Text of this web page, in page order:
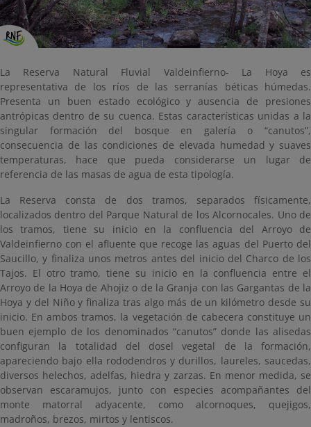
La Reserva Natural Fluvial Valdeinfierno- La Hoya es
representativa de los ríos de las serranías béticas húmedas.
Presenta un buen estado ecológico y ausencia de presiones
antrópicas dentro de su cuenca. Estas características unidas a la
singular formación del bosque en galería o “canutos”,
consecuencia de las condiciones de elevada humedad y suaves
temperaturas, hace que pueda considerarse un lugar de
referencia de las masas de agua de esta tipología.
La Reserva consta de dos tramos, separados físicamente,
localizados dentro del Parque Natural de los Alcornocales. Uno de
los tramos, tiene su inicio en la confluencia del Arroyo de
Valdeinfierno con el afluente que recoge las aguas del Puerto del
Saucillo, y finaliza unos metros antes del inicio del Charco de los
Tajos. El otro tramo, tiene su inicio en la confluencia entre el
Arroyo de la Hoya de Ahojiz o de la Granja con las Gargantas de la
Hoya y del Niño y finaliza tras algo más de un kilómetro desde su
inicio. En ambos tramos, la vegetación de cabecera constituye un
buen ejemplo de los denominados “canutos” donde las alisedas
configuran la totalidad del dosel vegetal de la formación,
apareciendo bajo ella rododendros y durillos, laureles, saucedas,
diversos helechos, adelfas, hiedra y zarzas. En menor medida, se
observan escaramujos, junto con especies acompañantes del
monte matorral adyacente, como alcornoques, quejigos,
madroños, brezos, mirtos y lentiscos.